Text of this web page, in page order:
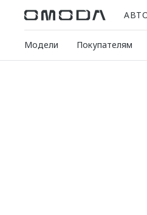
Модели Покупателям